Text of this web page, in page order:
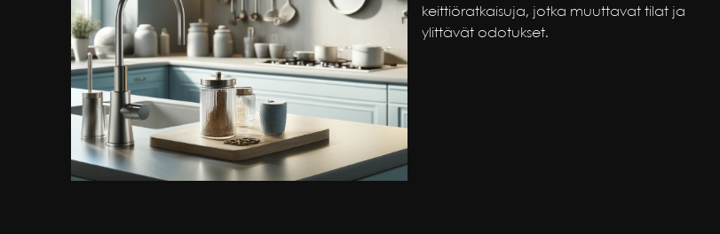
keittiöratkaisuja, jotka muuttavat tilat ja
ylittävät odotukset.